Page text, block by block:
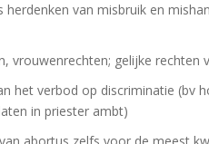
herdenken van misbruik en
vrouwenrechten; gelijke
het verbod op discriminatie (bv
in priester ambt)